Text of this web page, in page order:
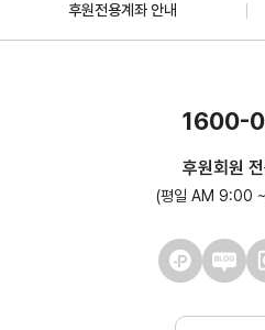
후원전용계좌 안내
1600-
후원회원
(평일 AM 9:00